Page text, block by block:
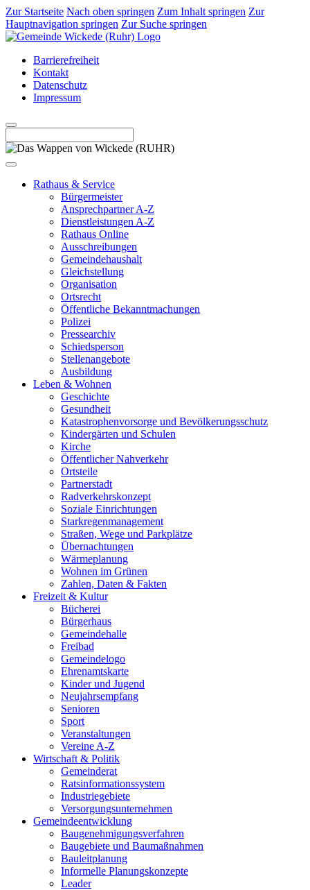
Zur Startseite Nach oben springen Zum Inhalt springen Zur
Hauptnavigation springen Zur Suche springen
Barrierefreiheit
Kontakt
Datenschutz
Impressum
Rathaus & Service
Bürgermeister
Ansprechpartner A-Z
Dienstleistungen A-Z
Rathaus Online
Ausschreibungen
Gemeindehaushalt
Gleichstellung
Organisation
Ortsrecht
Öffentliche Bekanntmachungen
Polizei
Pressearchiv
Schiedsperson
Stellenangebote
Ausbildung
Leben & Wohnen
Geschichte
Gesundheit
Katastrophenvorsorge und Bevölkerungsschutz
Kindergärten und Schulen
Kirche
Öffentlicher Nahverkehr
Ortsteile
Partnerstadt
Radverkehrskonzept
Soziale Einrichtungen
Starkregenmanagement
Straßen, Wege und Parkplätze
Übernachtungen
Wärmeplanung
Wohnen im Grünen
Zahlen, Daten & Fakten
Freizeit & Kultur
Bücherei
Bürgerhaus
Gemeindehalle
Freibad
Gemeindelogo
Ehrenamtskarte
Kinder und Jugend
Neujahrsempfang
Senioren
Sport
Veranstaltungen
Vereine A-Z
Wirtschaft & Politik
Gemeinderat
Ratsinformationssystem
Industriegebiete
Versorgungsunternehmen
Gemeindeentwicklung
Baugenehmigungsverfahren
Baugebiete und Baumaßnahmen
Bauleitplanung
Informelle Planungskonzepte
Leader